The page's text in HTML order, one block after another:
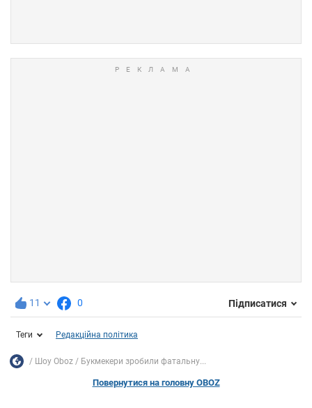
11 0 Підписатися
Теги Редакційна політика
Шоу Oboz Букмекери зробили фатальну...
Повернутися на головну OBOZ